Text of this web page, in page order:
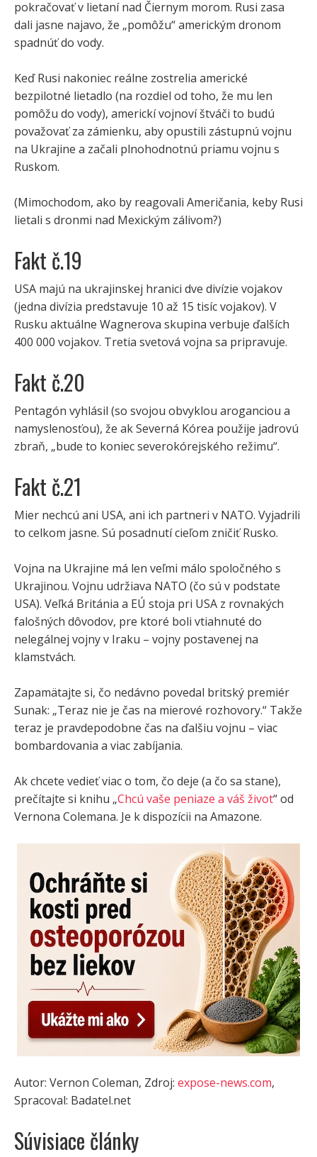
pokračovať v lietaní nad Čiernym morom. Rusi zasa
dali jasne najavo, že „pomôžu“ americkým dronom
spadnúť do vody.
Keď Rusi nakoniec reálne zostrelia americké
bezpilotné lietadlo (na rozdiel od toho, že mu len
pomôžu do vody), americkí vojnoví štváči to budú
považovať za zámienku, aby opustili zástupnú vojnu
na Ukrajine a začali plnohodnotnú priamu vojnu s
Ruskom.
(Mimochodom, ako by reagovali Američania, keby Rusi
lietali s dronmi nad Mexickým zálivom?)
Fakt č.19
USA majú na ukrajinskej hranici dve divízie vojakov
(jedna divízia predstavuje 10 až 15 tisíc vojakov). V
Rusku aktuálne Wagnerova skupina verbuje ďalších
400 000 vojakov. Tretia svetová vojna sa pripravuje.
Fakt č.20
Pentagón vyhlásil (so svojou obvyklou aroganciou a
namyslenosťou), že ak Severná Kórea použije jadrovú
zbraň, „bude to koniec severokórejského režimu“.
Fakt č.21
Mier nechcú ani USA, ani ich partneri v NATO. Vyjadrili
to celkom jasne. Sú posadnutí cieľom zničiť Rusko.
Vojna na Ukrajine má len veľmi málo spoločného s
Ukrajinou. Vojnu udržiava NATO (čo sú v podstate
USA). Veľká Británia a EÚ stoja pri USA z rovnakých
falošných dôvodov, pre ktoré boli vtiahnuté do
nelegálnej vojny v Iraku – vojny postavenej na
klamstvách.
Zapamätajte si, čo nedávno povedal britský premiér
Sunak: „Teraz nie je čas na mierové rozhovory.“ Takže
teraz je pravdepodobne čas na ďalšiu vojnu – viac
bombardovania a viac zabíjania.
Ak chcete vedieť viac o tom, čo deje (a čo sa stane),
prečítajte si knihu „Chcú vaše peniaze a váš život“ od
Vernona Colemana. Je k dispozícii na Amazone.
Autor: Vernon Coleman, Zdroj: expose-news.com,
Spracoval: Badatel.net
Súvisiace články